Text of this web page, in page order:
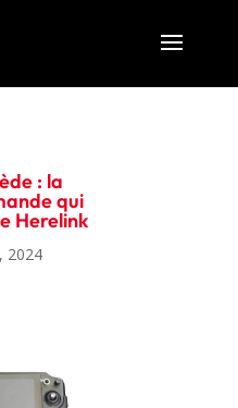
: la
qui
Herelink
2024